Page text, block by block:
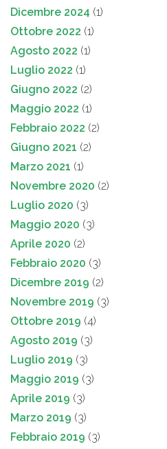
Dicembre 2024 (1)
Ottobre 2022 (1)
Agosto 2022 (1)
Luglio 2022 (1)
Giugno 2022 (2)
Maggio 2022 (1)
Febbraio 2022 (2)
Giugno 2021 (2)
Marzo 2021 (1)
Novembre 2020 (2)
Luglio 2020 (3)
Maggio 2020 (3)
Aprile 2020 (2)
Febbraio 2020 (3)
Dicembre 2019 (2)
Novembre 2019 (3)
Ottobre 2019 (4)
Agosto 2019 (3)
Luglio 2019 (3)
Maggio 2019 (3)
Aprile 2019 (3)
Marzo 2019 (3)
Febbraio 2019 (3)